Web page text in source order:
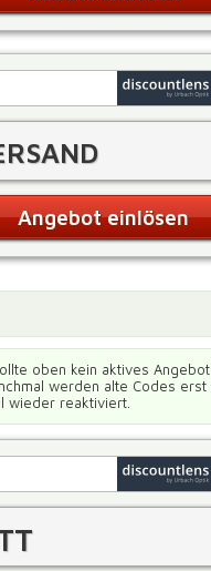
Angebot einlösen
oben kein aktives Angebot
werden alte Codes erst
wieder reaktiviert.